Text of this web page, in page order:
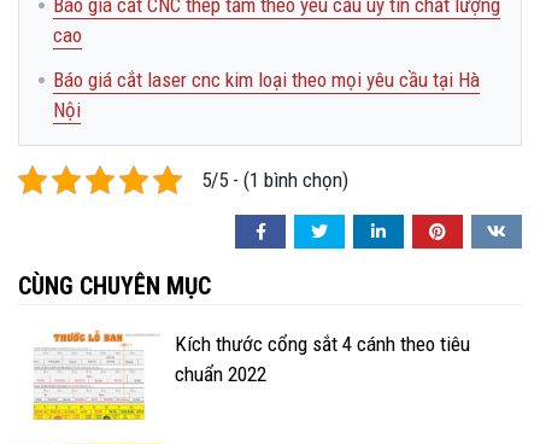
cao
Báo giá cắt laser cnc kim loại theo mọi yêu cầu tại Hà
Nội
5/5 - (1 bình chọn)
CÙNG CHUYÊN MỤC
Kích thước cổng sắt 4 cánh theo tiêu
chuẩn 2022